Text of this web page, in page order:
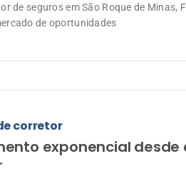
de seguros em São Roque de Minas,
de oportunidades
corretor
exponencial